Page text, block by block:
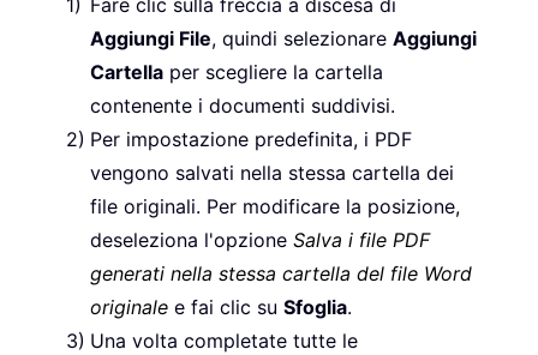
Fare clic sulla freccia a discesa di
Aggiungi File, quindi selezionare Aggiungi
Cartella per scegliere la cartella
contenente i documenti suddivisi.
Per impostazione predefinita, i PDF
vengono salvati nella stessa cartella dei
file originali. Per modificare la posizione,
deseleziona l'opzione Salva i file PDF
generati nella stessa cartella del file Word
originale e fai clic su Sfoglia.
Una volta completate tutte le